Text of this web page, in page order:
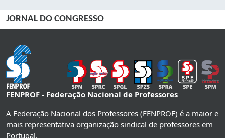
JORNAL DO CONGRESSO
FENPROF - Federação Nacional de Professores
A Federação Nacional dos Professores (FENPROF) é a maior e
mais representativa organização sindical de professores em
Portugal.